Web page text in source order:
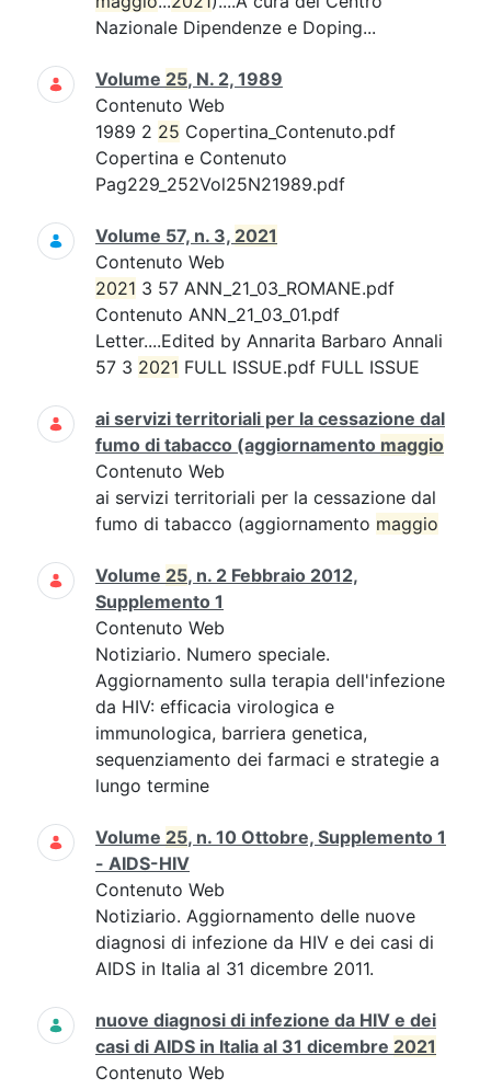
Nazionale Dipendenze e Doping...
Volume 25, N. 2, 1989
Contenuto Web
1989 2 25 Copertina_Contenuto.pdf
Copertina e Contenuto
Pag229_252Vol25N21989.pdf
Volume 57, n. 3, 2021
Contenuto Web
2021 3 57 ANN_21_03_ROMANE.pdf
Contenuto ANN_21_03_01.pdf
Letter....Edited by Annarita Barbaro Annali
57 3 2021 FULL ISSUE.pdf FULL ISSUE
ai servizi territoriali per la cessazione dal
fumo di tabacco (aggiornamento maggio
Contenuto Web
ai servizi territoriali per la cessazione dal
fumo di tabacco (aggiornamento maggio
Volume 25, n. 2 Febbraio 2012,
Supplemento 1
Contenuto Web
Notiziario. Numero speciale.
Aggiornamento sulla terapia dell'infezione
da HIV: efficacia virologica e
immunologica, barriera genetica,
sequenziamento dei farmaci e strategie a
lungo termine
Volume 25, n. 10 Ottobre, Supplemento 1
- AIDS-HIV
Contenuto Web
Notiziario. Aggiornamento delle nuove
diagnosi di infezione da HIV e dei casi di
AIDS in Italia al 31 dicembre 2011.
nuove diagnosi di infezione da HIV e dei
casi di AIDS in Italia al 31 dicembre 2021
Contenuto Web